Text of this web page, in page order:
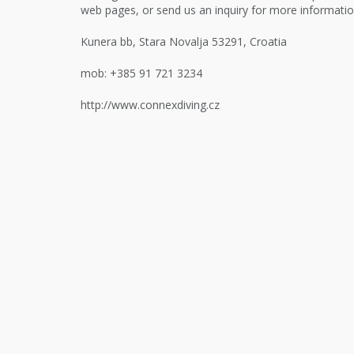
web pages, or send us an inquiry for more
Kunera bb, Stara Novalja 53291, Croatia
mob: +385 91 721 3234
http://www.connexdiving.cz